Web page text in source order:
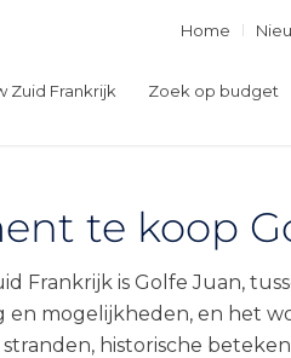
Home
Zuid Frankrijk Zoek op budget
te koop
Frankrijk is Golfe Juan,
mogelijkheden, en het
historische